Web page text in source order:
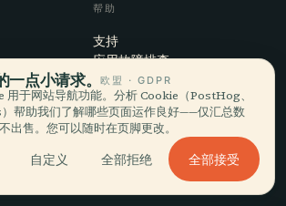
帮助
支持
应用故障排查
联系我们
成为合作伙伴
一点小请求。欧盟 · GDPR
用于网站导航功能。分析 Cookie（PostHog、
帮助我们了解哪些页面运作良好——仅汇总数
出售。您可以随时在页脚更改。
自定义 全部拒绝 全部接受